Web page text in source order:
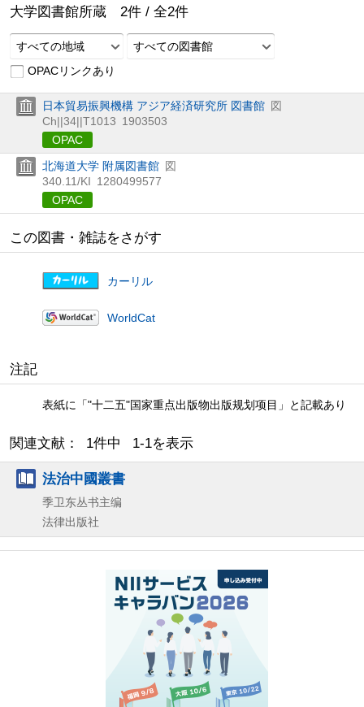
大学図書館所蔵 2件 / 全2件
すべての地域
すべての図書館
OPACリンクあり
日本貿易振興機構 アジア経済研究所 図書館 図
Ch||34||T1013 1903503
OPAC
北海道大学 附属図書館 図
340.11/KI 1280499577
OPAC
この図書・雑誌をさがす
カーリル
WorldCat
注記
表紙に「"十二五"国家重点出版物出版规划项目」と記載あり
関連文献： 1件中 1-1を表示
法治中國叢書
季卫东丛书主编
法律出版社